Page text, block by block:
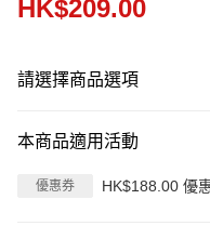
HK$209.00
請選擇商品選項
本商品適用活動
優惠券 HK$188.00 優